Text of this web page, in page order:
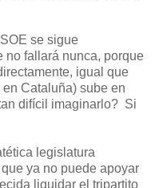
se sigue
no fallará nunca, porque
igual que
Cataluña) sube en
difícil imaginarlo? Si
legislatura
ya no puede apoyar
liquidar el tripartito